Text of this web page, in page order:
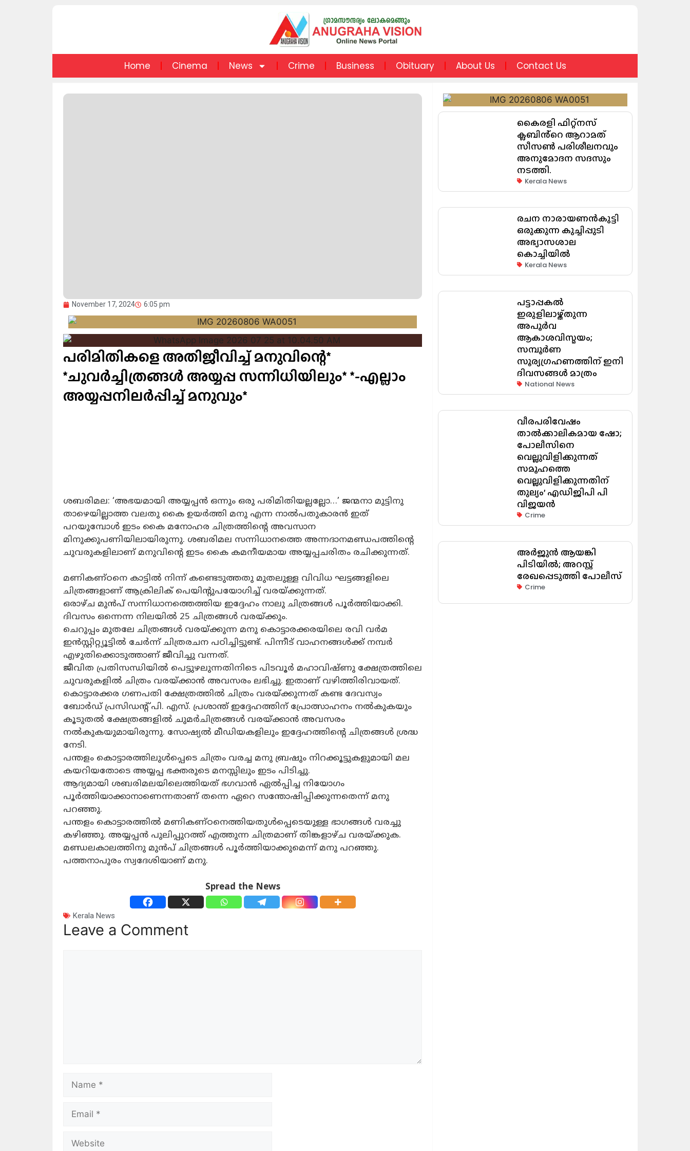
Home Cinema News Crime Business Obituary About Us Contact Us
November 17, 2024 6:05 pm
പരിമിതികളെ അതിജീവിച്ച് മനുവിന്റെ*
*ചുവർച്ചിത്രങ്ങൾ അയ്യപ്പ സന്നിധിയിലും* *-എല്ലാം
അയ്യപ്പനിലർപ്പിച്ച് മനുവും*
ശബരിമല: ‘അഭയമായി അയ്യപ്പൻ ഒന്നും ഒരു പരിമിതിയല്ലല്ലോ…’ ജന്മനാ മുട്ടിനു
താഴെയില്ലാത്ത വലതു കൈ ഉയർത്തി മനു എന്ന നാൽപതുകാരൻ ഇത്
പറയുമ്പോൾ ഇടം കൈ മനോഹര ചിത്രത്തിന്റെ അവസാന
മിനുക്കുപണിയിലായിരുന്നു. ശബരിമല സന്നിധാനത്തെ അന്നദാനമണ്ഡപത്തിന്റെ
ചുവരുകളിലാണ് മനുവിന്റെ ഇടം കൈ കമനീയമായ അയ്യപ്പചരിതം രചിക്കുന്നത്.
മണികണ്ഠനെ കാട്ടിൽ നിന്ന് കണ്ടെടുത്തതു മുതലുള്ള വിവിധ ഘട്ടങ്ങളിലെ
ചിത്രങ്ങളാണ് ആക്രിലിക് പെയിന്റുപയോഗിച്ച് വരയ്ക്കുന്നത്.
ഒരാഴ്ച മുൻപ് സന്നിധാനത്തെത്തിയ ഇദ്ദേഹം നാലു ചിത്രങ്ങൾ പൂർത്തിയാക്കി.
ദിവസം ഒന്നെന്ന നിലയിൽ 25 ചിത്രങ്ങൾ വരയ്ക്കും.
ചെറുപ്പം മുതലേ ചിത്രങ്ങൾ വരയ്ക്കുന്ന മനു കൊട്ടാരക്കരയിലെ രവി വർമ
ഇൻസ്റ്റിറ്റ്യൂട്ടിൽ ചേർന്ന് ചിത്രരചന പഠിച്ചിട്ടുണ്ട്. പിന്നീട് വാഹനങ്ങൾക്ക് നമ്പർ
എഴുതിക്കൊടുത്താണ് ജീവിച്ചു വന്നത്.
ജീവിത പ്രതിസന്ധിയിൽ പെട്ടുഴലുന്നതിനിടെ പിടവൂർ മഹാവിഷ്ണു ക്ഷേത്രത്തിലെ
ചുവരുകളിൽ ചിത്രം വരയ്ക്കാൻ അവസരം ലഭിച്ചു. ഇതാണ് വഴിത്തിരിവായത്.
കൊട്ടാരക്കര ഗണപതി ക്ഷേത്രത്തിൽ ചിത്രം വരയ്ക്കുന്നത് കണ്ട ദേവസ്വം
ബോർഡ് പ്രസിഡന്റ് പി. എസ്. പ്രശാന്ത് ഇദ്ദേഹത്തിന് പ്രോത്സാഹനം നൽകുകയും
കൂടുതൽ ക്ഷേത്രങ്ങളിൽ ചുമർചിത്രങ്ങൾ വരയ്ക്കാൻ അവസരം
നൽകുകയുമായിരുന്നു. സോഷ്യൽ മീഡിയകളിലും ഇദ്ദേഹത്തിന്റെ ചിത്രങ്ങൾ ശ്രദ്ധ
നേടി.
പന്തളം കൊട്ടാരത്തിലുൾപ്പെടെ ചിത്രം വരച്ച മനു ബ്രഷും നിറക്കൂട്ടുകളുമായി മല
കയറിയതോടെ അയ്യപ്പ ഭക്തരുടെ മനസ്സിലും ഇടം പിടിച്ചു.
ആദ്യമായി ശബരിമലയിലെത്തിയത് ഭഗവാൻ ഏൽപ്പിച്ച നിയോഗം
പൂർത്തിയാക്കാനാണെന്നതാണ് തന്നെ ഏറെ സന്തോഷിപ്പിക്കുന്നതെന്ന് മനു
പറഞ്ഞു.
പന്തളം കൊട്ടാരത്തിൽ മണികണ്ഠനെത്തിയതുൾപ്പെടെയുള്ള ഭാഗങ്ങൾ വരച്ചു
കഴിഞ്ഞു. അയ്യപ്പൻ പുലിപ്പുറത്ത് എത്തുന്ന ചിത്രമാണ് തിങ്കളാഴ്ച വരയ്ക്കുക.
മണ്ഡലകാലത്തിനു മുൻപ് ചിത്രങ്ങൾ പൂർത്തിയാക്കുമെന്ന് മനു പറഞ്ഞു.
പത്തനാപുരം സ്വദേശിയാണ് മനു.
Spread the News
Kerala News
Leave a Comment
കൈരളി ഫിറ്റ്നസ്
ക്ലബിൻ്റെ ആറാമത്
സീസൺ പരിശീലനവും
അനുമോദന സദസും
നടത്തി.
Kerala News
രചന നാരായണൻകുട്ടി
ഒരുക്കുന്ന കുച്ചിപ്പുടി
അഭ്യാസശാല
കൊച്ചിയിൽ
Kerala News
പട്ടാപ്പകൽ
ഇരുളിലാഴ്ത്തുന്ന
അപൂർവ
ആകാശവിസ്മയം;
സമ്പൂർണ
സൂര്യഗ്രഹണത്തിന് ഇനി
ദിവസങ്ങൾ മാത്രം
National News
വീരപരിവേഷം
താൽക്കാലികമായ ഷോ;
പോലീസിനെ
വെല്ലുവിളിക്കുന്നത്
സമൂഹത്തെ
വെല്ലുവിളിക്കുന്നതിന്
തുല്യം’ എഡിജിപി പി
വിജയൻ
Crime
അർജുൻ ആയങ്കി
പിടിയിൽ; അറസ്റ്റ്
രേഖപ്പെടുത്തി പോലീസ്
Crime